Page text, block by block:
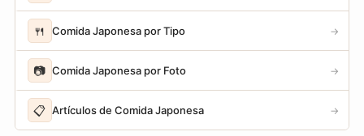
🍴 Comida Japonesa por Tipo →
📷 Comida Japonesa por Foto →
📋 Artículos de Comida Japonesa →